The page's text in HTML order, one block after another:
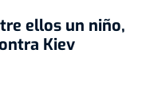
ellos un niño,
Kiev